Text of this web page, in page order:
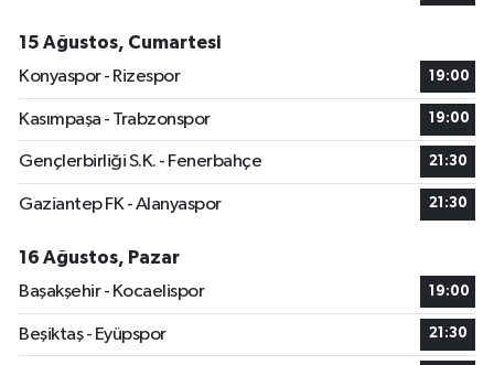
15 Ağustos, Cumartesi
Konyaspor - Rizespor
19:00
Kasımpaşa - Trabzonspor 19:00
Gençlerbirliği S.K. - Fenerbahçe 21:30
Gaziantep FK - Alanyaspor 21:30
16 Ağustos, Pazar
Başakşehir - Kocaelispor
19:00
Beşiktaş - Eyüpspor 21:30